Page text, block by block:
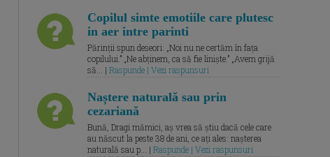
Copilul simte emotiile care plutesc
in aer intre parinti
Părinții spun deseori: „Noi nu ne certăm în fața
copilului.” „Ne abținem, ca să fie liniște.” „Avem grijă
să... | Raspunde | Vezi raspunsuri
Naștere naturală sau prin
cezariană
Bună, Dragi mămici, aș vrea să știu dacă cele care
au născut la peste 38 de ani, ce ați ales: nașterea
naturală sau p... | Raspunde | Vezi raspunsuri